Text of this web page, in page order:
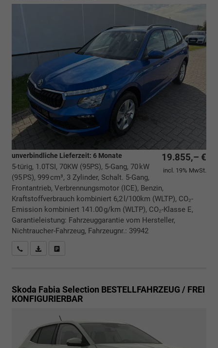
19.855,– €
incl. 19% MwSt.
unverbindliche Lieferzeit: 6 Monate
5-türig, 1.0TSI, 70KW (95PS), 5-Gang, 70 kW
(95 PS), 999 cm³, 3 Zylinder, Schalt. 5-Gang,
Frontantrieb, Verbrennungsmotor (ICE), Benzin,
Kraftstoffverbrauch kombiniert 6,2 l/100km (WLTP), CO₂-
Emission kombiniert 141.00 g/km (WLTP), CO₂-Klasse E,
Garantieleistung: Fahrzeuggarantie vom Hersteller,
Nichtraucher-Fahrzeug, Fahrzeugnr.: 39942
Rückrufbitte absenden
PDF-Datei, Fahrzeugexposé drucken
Skoda Fabia Selection BESTELLFAHRZEUG / FREI
KONFIGURIERBAR